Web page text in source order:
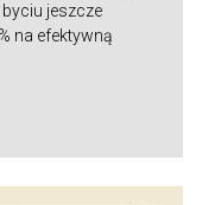
jeszcze
na efektywną